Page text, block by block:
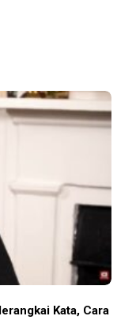
Kata, Cara